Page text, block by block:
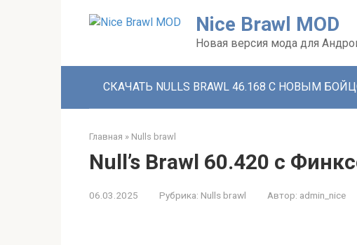
Nice Brawl MOD
Новая версия мода для
СКАЧАТЬ NULLS BRAWL 46.168 С НОВЫМ
Главная » Nulls brawl
Null’s Brawl 60.420 с
06.03.2025 Рубрика: Nulls brawl Автор: admin_nice